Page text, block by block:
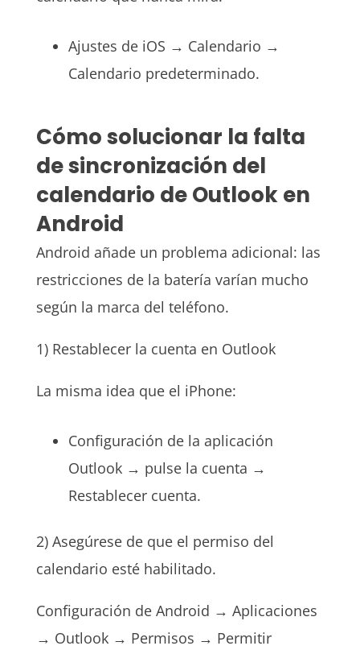
Ajustes de iOS → Calendario →
Calendario predeterminado.
Cómo solucionar la falta
de sincronización del
calendario de Outlook en
Android
Android añade un problema adicional: las
restricciones de la batería varían mucho
según la marca del teléfono.
1) Restablecer la cuenta en Outlook
La misma idea que el iPhone:
Configuración de la aplicación
Outlook → pulse la cuenta →
Restablecer cuenta.
2) Asegúrese de que el permiso del
calendario esté habilitado.
Configuración de Android → Aplicaciones
→ Outlook → Permisos → Permitir